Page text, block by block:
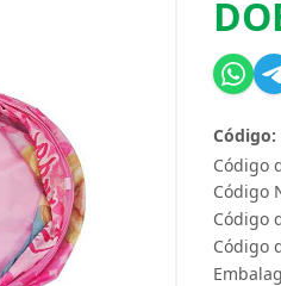
Código
Código:
Código
Código
Código